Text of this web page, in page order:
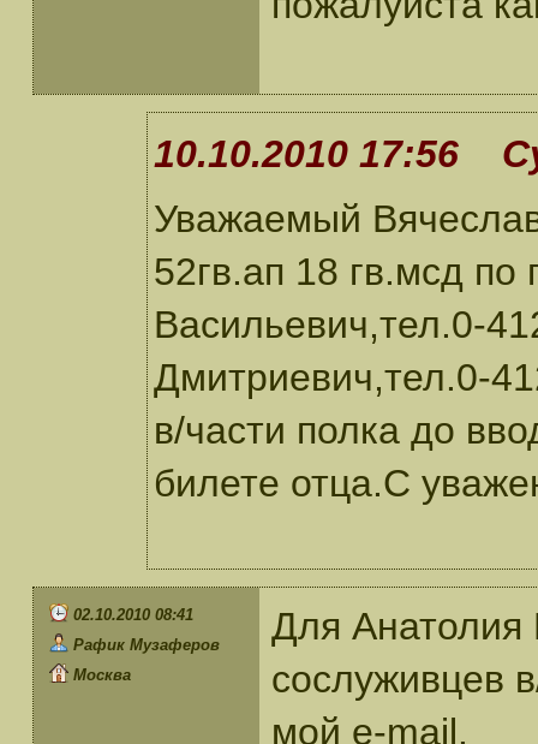
10.10.2010 17:56
Уважаемый
52гв.ап 18 гв.мсд
Васильевич,тел.0-
Дмитриевич,тел.0-
в/части полка до
билете отца.С
02.10.2010 08:41
Рафик Музаферов
Москва
Для Анатолия
сослуживцев
мой e-mail.